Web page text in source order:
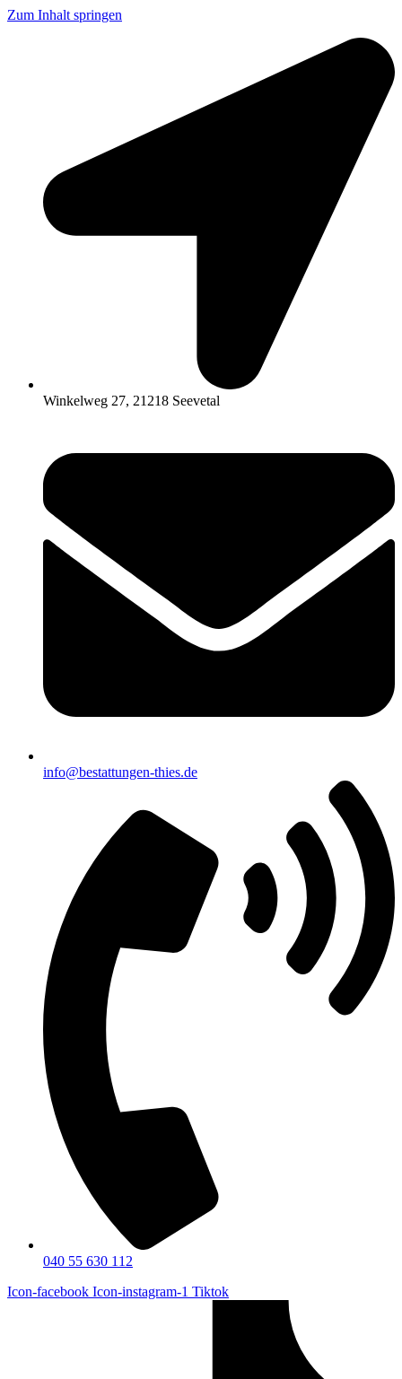
Zum Inhalt springen
Winkelweg 27, 21218 Seevetal
info@bestattungen-thies.de
040 55 630 112
Icon-facebook Icon-instagram-1 Tiktok